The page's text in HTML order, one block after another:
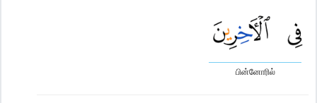
பின்னோரில்